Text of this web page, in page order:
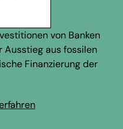
von Banken
Ausstieg aus fossilen
Finanzierung der